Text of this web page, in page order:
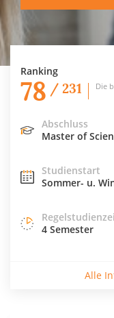
Ranking
78 / 231 Die
Abschluss
Master of
Studienstart
Sommer- u.
4 Semester
Alle